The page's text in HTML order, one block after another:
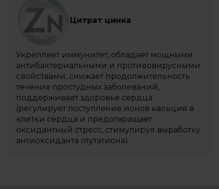
Цитрат цинка
Укрепляет иммунитет, обладает мощными
антибактериальными и противовирусными
свойствами, снижает продолжительность
течения простудных заболеваний,
поддерживает здоровье сердца
(регулирует поступление ионов кальция в
клетки сердца и предотвращает
оксидантный стресс, стимулируя выработку
антиоксиданта глутатиона).